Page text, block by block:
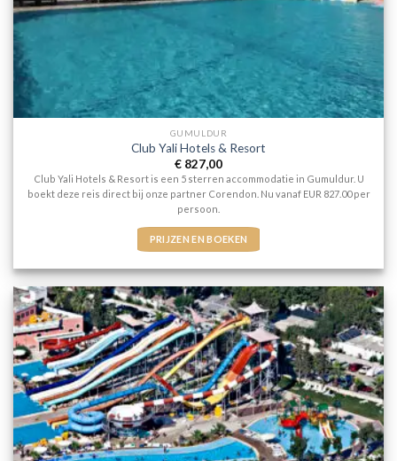
GUMULDUR
Club Yali Hotels & Resort
€ 827,00
Club Yali Hotels & Resort is een 5 sterren accommodatie in Gumuldur. U
boekt deze reis direct bij onze partner Corendon. Nu vanaf EUR 827.00 per
persoon.
PRIJZEN EN BOEKEN